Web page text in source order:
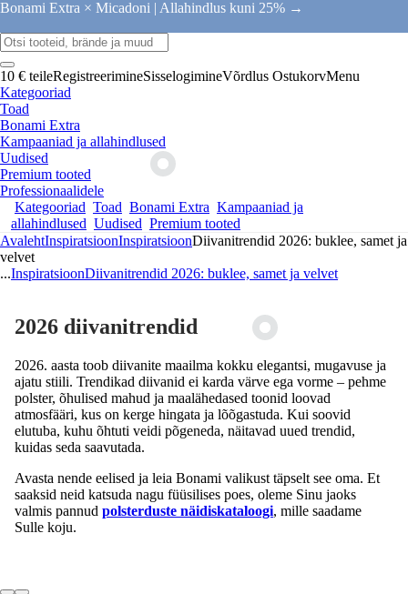
Bonami Extra × Micadoni | Allahindlus kuni 25% →
10 € teileRegistreerimineSisselogimineVõrdlus OstukorvMenu
Kategooriad
Toad
Bonami Extra
Kampaaniad ja allahindlused
Uudised
Premium tooted
Professionaalidele
Kategooriad Toad Bonami Extra Kampaaniad ja
allahindlused Uudised Premium tooted
AvalehtInspiratsioonInspiratsioonDiivanitrendid 2026: buklee, samet ja
velvet
...InspiratsioonDiivanitrendid 2026: buklee, samet ja velvet
2026 diivanitrendid
2026. aasta toob diivanite maailma kokku elegantsi, mugavuse ja
ajatu stiili. Trendikad diivanid ei karda värve ega vorme – pehme
polster, õhulised mahud ja maalähedased toonid loovad
atmosfääri, kus on kerge hingata ja lõõgastuda. Kui soovid
elutuba, kuhu õhtuti veidi põgeneda, näitavad uued trendid,
kuidas seda saavutada.
Avasta nende eelised ja leia Bonami valikust täpselt see oma. Et
saaksid neid katsuda nagu füüsilises poes, oleme Sinu jaoks
valmis pannud polsterduste näidiskataloogi, mille saadame
Sulle koju.